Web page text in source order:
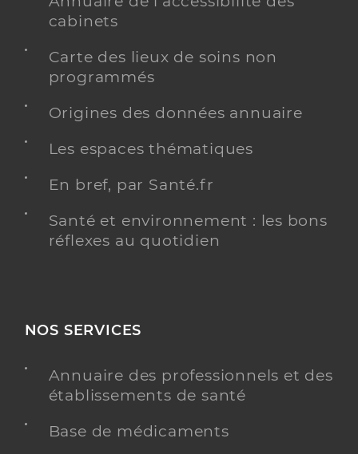
cabinets
Carte des lieux de soins non
programmés
Origines des données annuaire
Les espaces thématiques
En bref, par Santé.fr
Santé et environnement : les bons
réflexes au quotidien
NOS SERVICES
Annuaire des professionnels et des
établissements de santé
Base de médicaments